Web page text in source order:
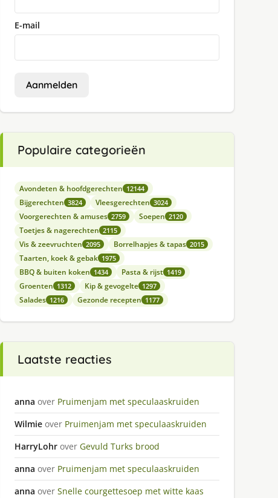
E-mail
Aanmelden
Populaire categorieën
Avondeten & hoofdgerechten 12144
Bijgerechten 3824 Vleesgerechten 3024
Voorgerechten & amuses 2759 Soepen 2120
Toetjes & nagerechten 2115
Vis & zeevruchten 2095 Borrelhapjes & tapas 2015
Taarten, koek & gebak 1975
BBQ & buiten koken 1434 Pasta & rijst 1419
Groenten 1312 Kip & gevogelte 1297
Salades 1216 Gezonde recepten 1177
Laatste reacties
anna over Pruimenjam met speculaaskruiden
Wilmie over Pruimenjam met speculaaskruiden
HarryLohr over Gevuld Turks brood
anna over Pruimenjam met speculaaskruiden
anna over Snelle courgettesoep met witte kaas